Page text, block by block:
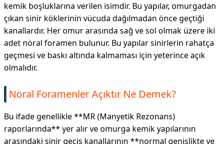
kemik boşluklarına verilen isimdir. Bu yapılar, omurgadan
çıkan sinir köklerinin vücuda dağılmadan önce geçtiği
kanallardır. Her omur arasında sağ ve sol olmak üzere iki
adet nöral foramen bulunur. Bu yapılar sinirlerin rahatça
geçmesi ve baskı altında kalmaması için yeterince açık
olmalıdır.
Nöral Foramenler Açıktır Ne Demek?
Bu ifade genellikle **MR (Manyetik Rezonans)
raporlarında** yer alır ve omurga kemik yapılarının
arasındaki sinir geçiş kanallarının **normal genişlikte ve